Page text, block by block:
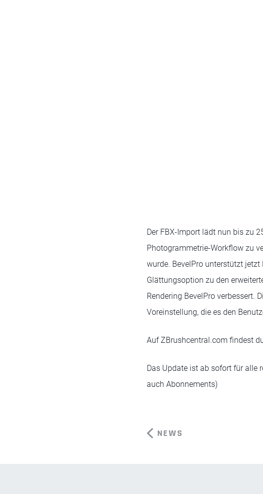
Der FBX-Import lädt nun bis zu
Photogrammetrie-Workflow zu
wurde. BevelPro unterstützt jetzt
Glättungsoption zu den
Rendering BevelPro verbessert.
Voreinstellung, die es den
Auf ZBrushcentral.com findest
Das Update ist ab sofort für alle
auch Abonnements)
NEWS